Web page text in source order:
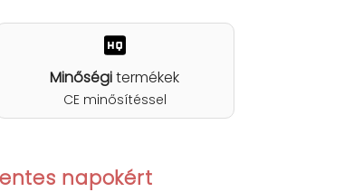
Minőségitermékek
CE minősítéssel
napokért